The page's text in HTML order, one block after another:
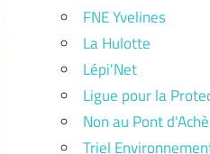
FNE Yvelines
La Hulotte
Lépi'Net
Ligue pour la
Non au Pont
Triel